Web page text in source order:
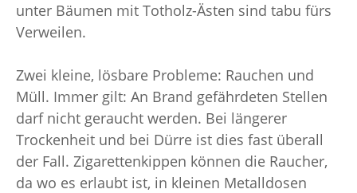
unter Bäumen mit Totholz-Ästen sind tabu fürs
Verweilen.
Zwei kleine, lösbare Probleme: Rauchen und
Müll. Immer gilt: An Brand gefährdeten Stellen
darf nicht geraucht werden. Bei längerer
Trockenheit und bei Dürre ist dies fast überall
der Fall. Zigarettenkippen können die Raucher,
da wo es erlaubt ist, in kleinen Metalldosen